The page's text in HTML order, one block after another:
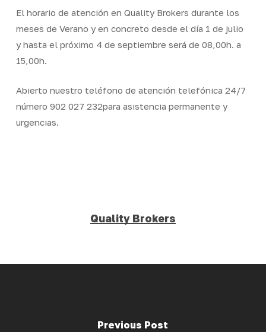
El horario de atención en Quality Brokers durante los
meses de Verano y en concreto desde el día 1 de julio
y hasta el próximo 4 de septiembre será de 08,00h. a
15,00h.
Abierto nuestro teléfono de atención telefónica 24/7
número 902 027 232para asistencia permanente y
urgencias.
Quality Brokers
Previous Post